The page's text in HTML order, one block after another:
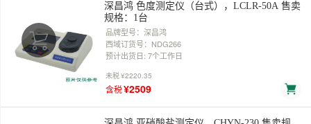
深昌鸿 色度测定仪（台式），LCLR-50A 售卖
规格：1台
品牌型号：深昌鸿
西域订货号：NDG266
预计出货日: 7个工作日
未税¥2220.35
含税¥2509